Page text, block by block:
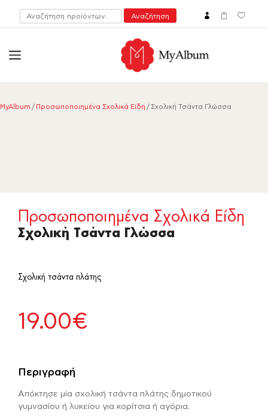
Αναζήτηση
για:
Αναζήτηση
open
MyAlbum / Προσωποποιημένα Σχολικά Είδη / Σχολική Τσάντα Γλώσσα
Προσωποποιημένα Σχολικά Είδη
Σχολική Τσάντα Γλώσσα
Σχολική τσάντα πλάτης
19.00€
Περιγραφή
Απόκτησε μία σχολική τσάντα πλάτης δημοτικού
γυμνασίου ή λυκείου για κορίτσια ή αγόρια.